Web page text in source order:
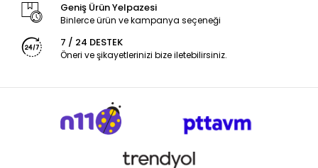
Geniş Ürün Yelpazesi
Binlerce ürün ve kampanya seçeneği
7 / 24 DESTEK
Öneri ve şikayetlerinizi bize iletebilirsiniz.